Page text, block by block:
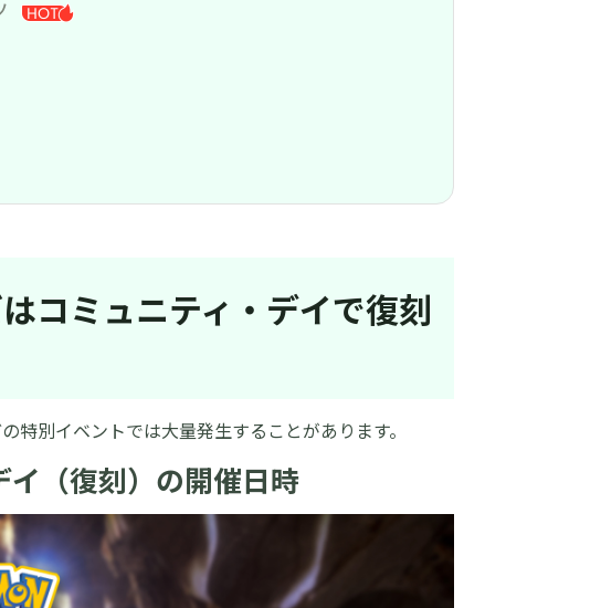
コミュニティ・デイで復刻
別イベントでは大量発生することがあります。
イ（復刻）の開催日時